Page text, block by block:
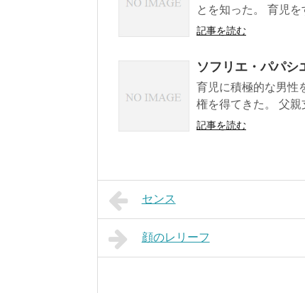
とを知った。 育児を
記事を読む
ソフリエ・パパシ
育児に積極的な男性
権を得てきた。 父
記事を読む
センス
顔のレリーフ